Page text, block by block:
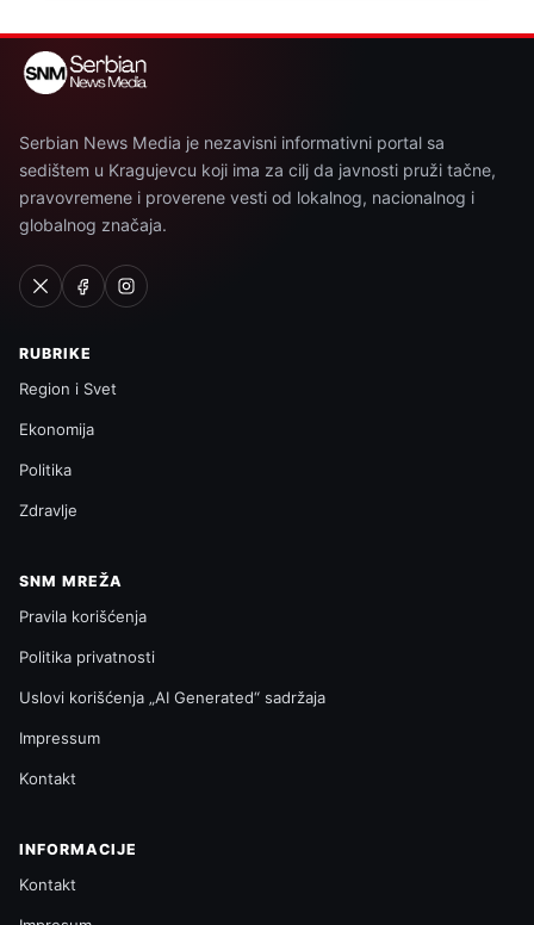
Serbian News Media je nezavisni informativni portal sa
sedištem u Kragujevcu koji ima za cilj da javnosti pruži tačne,
pravovremene i proverene vesti od lokalnog, nacionalnog i
globalnog značaja.
RUBRIKE
Region i Svet
Ekonomija
Politika
Zdravlje
SNM MREŽA
Pravila korišćenja
Politika privatnosti
Uslovi korišćenja „AI Generated“ sadržaja
Impressum
Kontakt
INFORMACIJE
Kontakt